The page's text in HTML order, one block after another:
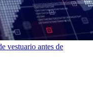
vestuario antes de